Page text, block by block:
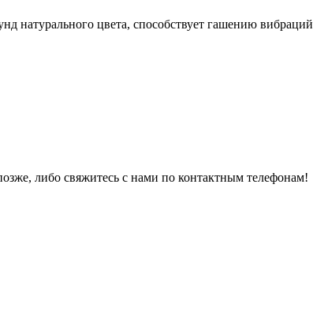
натурального цвета, способствует гашению вибраций
либо свяжитесь с нами по контактным телефонам!